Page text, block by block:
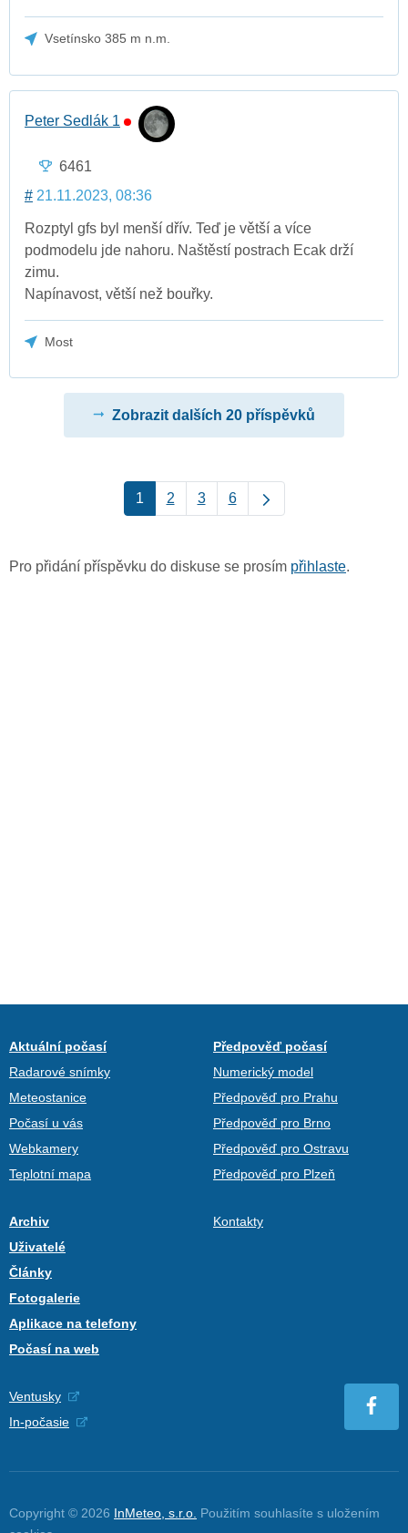
Vsetínsko 385 m n.m.
Peter Sedlák 1
6461
# 21.11.2023, 08:36
Rozptyl gfs byl menší dřív. Teď je větší a více
podmodelu jde nahoru. Naštěstí postrach Ecak drží
zimu.
Napínavost, větší než bouřky.
Most
Zobrazit dalších 20 příspěvků
1 2 3 6
Pro přidání příspěvku do diskuse se prosím přihlaste.
Aktuální počasí
Radarové snímky
Meteostanice
Počasí u vás
Webkamery
Teplotní mapa
Předpověď počasí
Numerický model
Předpověď pro Prahu
Předpověď pro Brno
Předpověď pro Ostravu
Předpověď pro Plzeň
Archiv
Uživatelé
Články
Fotogalerie
Aplikace na telefony
Počasí na web
Kontakty
Ventusky
In-počasie
Copyright © 2026 InMeteo, s.r.o. Použitím souhlasíte s uložením